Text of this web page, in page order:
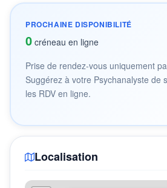
PROCHAINE DISPONIBILITÉ
0 créneau en ligne
Prise de rendez-vous uniquement
Suggérez à votre Psychanalyste de
les RDV en ligne.
Localisation